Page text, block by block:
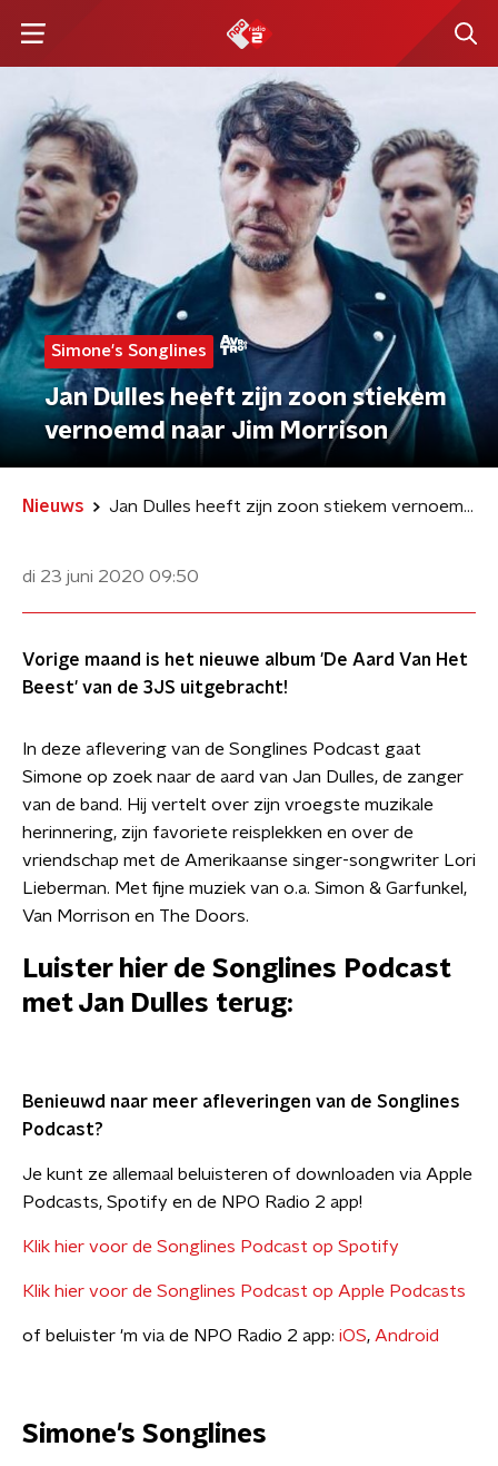
Simone's Songlines
Jan Dulles heeft zijn zoon stiekem
vernoemd naar Jim Morrison
Nieuws Jan Dulles heeft zijn zoon stiekem vernoemd naar Jim Morrison
di 23 juni 2020 09:50
Vorige maand is het nieuwe album 'De Aard Van Het
Beest' van de 3JS uitgebracht!
In deze aflevering van de Songlines Podcast gaat
Simone op zoek naar de aard van Jan Dulles, de zanger
van de band. Hij vertelt over zijn vroegste muzikale
herinnering, zijn favoriete reisplekken en over de
vriendschap met de Amerikaanse singer-songwriter Lori
Lieberman. Met fijne muziek van o.a. Simon & Garfunkel,
Van Morrison en The Doors.
Luister hier de Songlines Podcast
met Jan Dulles terug:
Benieuwd naar meer afleveringen van de Songlines
Podcast?
​Je kunt ze allemaal beluisteren of downloaden via Apple
Podcasts, Spotify en de NPO Radio 2 app!
Klik hier voor de Songlines Podcast op Spotify
Klik hier voor de Songlines Podcast op Apple Podcasts
of beluister 'm via de NPO Radio 2 app: iOS, Android
Simone's Songlines